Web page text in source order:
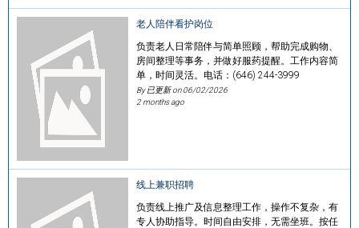
老人陪伴看护岗位
负责老人日常陪伴与简单照顾，帮助完成购物、
房间整理等事务，并做好服药提醒。工作内容简
单，时间灵活。电话：(646) 244-3999
By 已更新 on06/02/2026
2 months ago
线上兼职招聘
负责线上推广及信息整理工作，操作不复杂，有
专人协助指导。时间自由安排，无需坐班。按任